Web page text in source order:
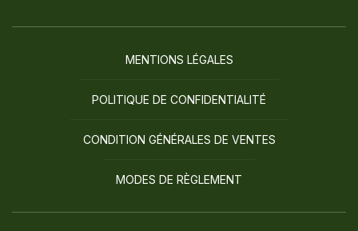
MENTIONS LÉGALES
POLITIQUE DE CONFIDENTIALITÉ
CONDITION GÉNÉRALES DE VENTES
MODES DE RÈGLEMENT